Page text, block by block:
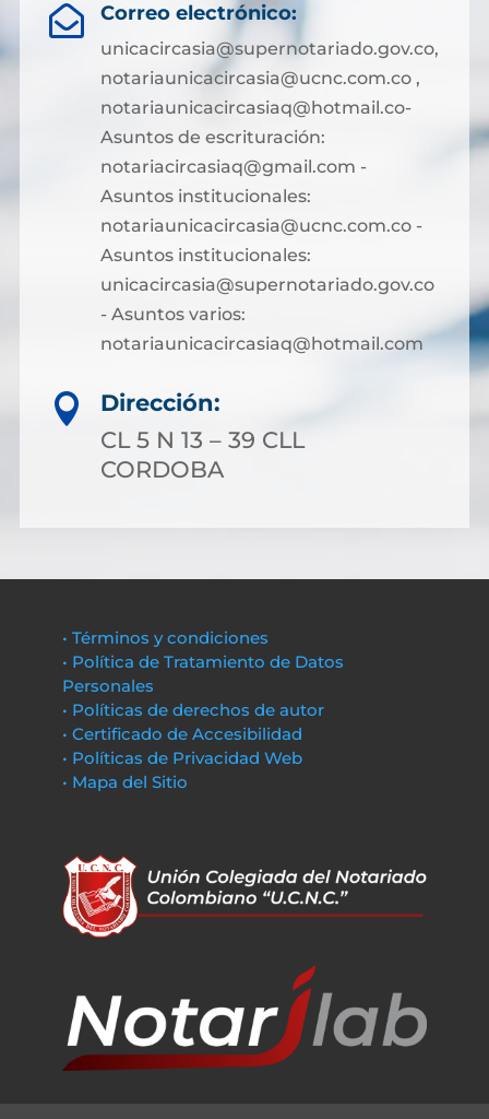
 Correo electrónico:
unicacircasia@supernotariado.gov.co,
notariaunicacircasia@ucnc.com.co ,
notariaunicacircasiaq@hotmail.co-
Asuntos de escrituración:
notariacircasiaq@gmail.com -
Asuntos institucionales:
notariaunicacircasia@ucnc.com.co -
Asuntos institucionales:
unicacircasia@supernotariado.gov.co
- Asuntos varios:
notariaunicacircasiaq@hotmail.com

Dirección:
CL 5 N 13 – 39 CLL
CORDOBA
• Términos y condiciones
• Política de Tratamiento de Datos
Personales
• Políticas de derechos de autor
• Certificado de Accesibilidad
• Políticas de Privacidad Web
• Mapa del Sitio